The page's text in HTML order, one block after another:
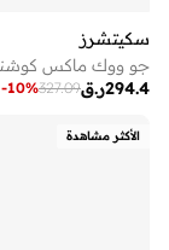
سكيتشرز
ر.ق294.4
327.09
-10%
الأكثر مشاهدة